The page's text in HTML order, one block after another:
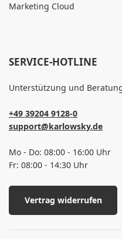
Marketing Cloud
SERVICE-HOTLINE
Unterstützung und
+49 39204 9128-0
support@karlowsky.de
Mo - Do: 08:00 - 16:00 Uhr
Fr: 08:00 - 14:30 Uhr
Vertrag widerrufen